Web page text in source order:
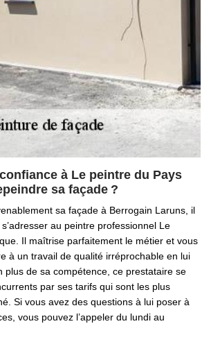
à Le peintre du Pays
sa façade ?
sa façade à Berrogain Laruns, il
au peintre professionnel Le
Il maîtrise parfaitement le métier et vous
à un travail de qualité irréprochable en lui
plus de sa compétence, ce prestataire se
par ses tarifs qui sont les plus
Si vous avez des questions à lui poser à
vous pouvez l’appeler du lundi au